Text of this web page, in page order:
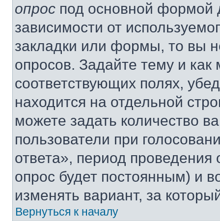
опрос под основной формой
зависимости от
закладки или формы, то вы
опросов. Задайте тему и
соответствующих полях,
находится на отдельной
можете задать количество
пользователи при
ответа», период проведения
опрос будет постоянным) и
изменять вариант, за
Вернуться к началу